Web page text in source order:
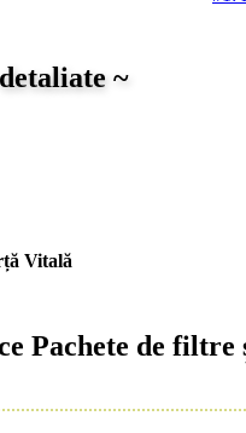
~
Vitală
Pachete de filtre